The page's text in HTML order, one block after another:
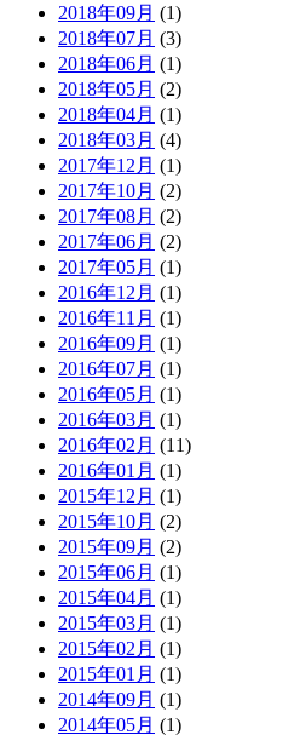
2018年09月 (1)
2018年07月 (3)
2018年06月 (1)
2018年05月 (2)
2018年04月 (1)
2018年03月 (4)
2017年12月 (1)
2017年10月 (2)
2017年08月 (2)
2017年06月 (2)
2017年05月 (1)
2016年12月 (1)
2016年11月 (1)
2016年09月 (1)
2016年07月 (1)
2016年05月 (1)
2016年03月 (1)
2016年02月 (11)
2016年01月 (1)
2015年12月 (1)
2015年10月 (2)
2015年09月 (2)
2015年06月 (1)
2015年04月 (1)
2015年03月 (1)
2015年02月 (1)
2015年01月 (1)
2014年09月 (1)
2014年05月 (1)